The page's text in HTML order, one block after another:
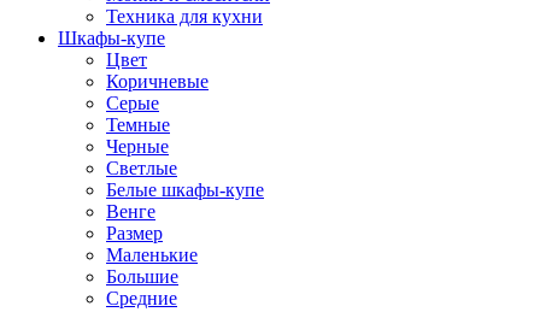
Техника для кухни
Шкафы-купе
Цвет
Коричневые
Серые
Темные
Черные
Светлые
Белые шкафы-купе
Венге
Размер
Маленькие
Большие
Средние